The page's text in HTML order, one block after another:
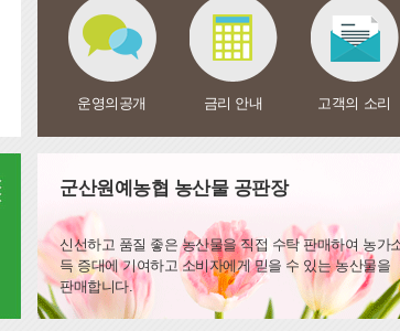
운영의공개 금리 안내 고객의 소리
군산원예농협 농산물 공판장
신선하고 품질 좋은 농산물을 직접 수탁 판매하여 농가
득 증대에 기여하고 소비자에게 믿을 수 있는 농산물을
판매합니다.